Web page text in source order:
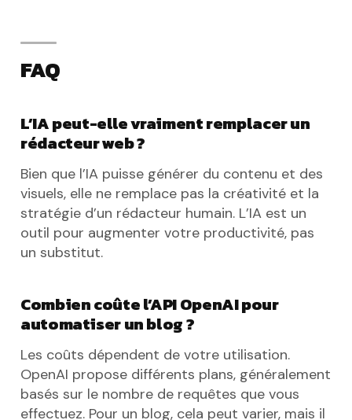
FAQ
L’IA peut-elle vraiment remplacer un
rédacteur web ?
Bien que l’IA puisse générer du contenu et des
visuels, elle ne remplace pas la créativité et la
stratégie d’un rédacteur humain. L’IA est un
outil pour augmenter votre productivité, pas
un substitut.
Combien coûte l’API OpenAI pour
automatiser un blog ?
Les coûts dépendent de votre utilisation.
OpenAI propose différents plans, généralement
basés sur le nombre de requêtes que vous
effectuez. Pour un blog, cela peut varier, mais il